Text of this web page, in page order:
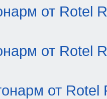
от Rotel
от Rotel
от Rotel